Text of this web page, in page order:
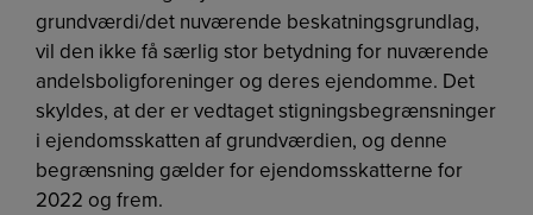
grundværdi/det nuværende beskatningsgrundlag,
vil den ikke få særlig stor betydning for nuværende
andelsboligforeninger og deres ejendomme. Det
skyldes, at der er vedtaget stigningsbegrænsninger
i ejendomsskatten af grundværdien, og denne
begrænsning gælder for ejendomsskatterne for
2022 og frem.